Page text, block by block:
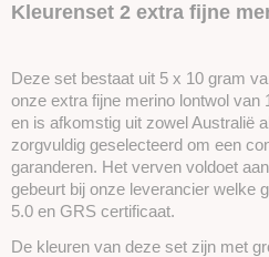
Kleurenset 2 extra fijne
Deze set bestaat uit 5 x 10 gram
onze extra fijne merino lontwol
en is afkomstig uit zowel Australië
zorgvuldig geselecteerd om een
garanderen. Het verven voldoet
gebeurt bij onze leverancier welke
5.0 en GRS certificaat.
De kleuren van deze set zijn met